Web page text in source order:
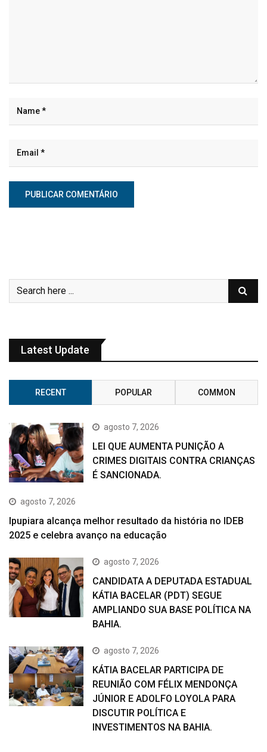
Latest Update
RECENT POPULAR COMMON
agosto 7, 2026
LEI QUE AUMENTA PUNIÇÃO A
CRIMES DIGITAIS CONTRA CRIANÇAS
É SANCIONADA.
agosto 7, 2026
Ipupiara alcança melhor resultado da história no IDEB
2025 e celebra avanço na educação
agosto 7, 2026
CANDIDATA A DEPUTADA ESTADUAL
KÁTIA BACELAR (PDT) SEGUE
AMPLIANDO SUA BASE POLÍTICA NA
BAHIA.
agosto 7, 2026
KÁTIA BACELAR PARTICIPA DE
REUNIÃO COM FÉLIX MENDONÇA
JÚNIOR E ADOLFO LOYOLA PARA
DISCUTIR POLÍTICA E
INVESTIMENTOS NA BAHIA.